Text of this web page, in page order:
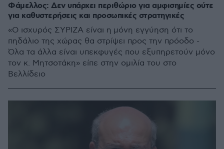
Φάμελλος: Δεν υπάρχει περιθώριο για αμφισημίες ούτε
για καθυστερήσεις και προσωπικές στρατηγικές
«Ο ισχυρός ΣΥΡΙΖΑ είναι η μόνη εγγύηση ότι το
πηδάλιο της χώρας θα στρίψει προς την πρόοδο -
Όλα τα άλλα είναι υπεκφυγές που εξυπηρετούν μόνο
τον κ. Μητσοτάκη» είπε στην ομιλία του στο
Βελλίδειο